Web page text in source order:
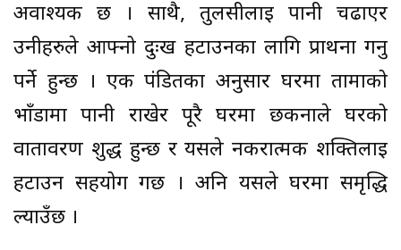
अवाश्यक छ । साथै, तुलसीलाई पानी चढाएर
उनीहरुले आफ्नो दुःख हटाउनका लागि प्रार्थना गर्नु
पर्ने हुन्छ । एक पंडितका अनुसार घरमा तामाको
भाँडामा पानी राखेर पूरै घरमा छर्कनाले घरको
वातावरण शुद्ध हुन्छ र यसले नकरात्मक शक्तिलाई
हटाउन सहयोग गर्छ । अनि यसले घरमा समृद्धि
ल्याउँछ ।